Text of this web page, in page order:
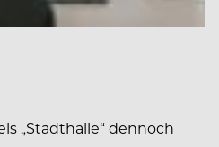
„Stadthalle“ dennoch